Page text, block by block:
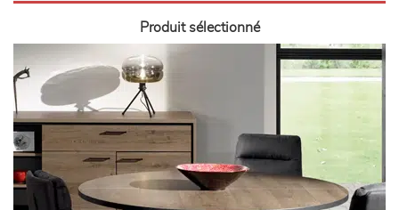
Produit sélectionné